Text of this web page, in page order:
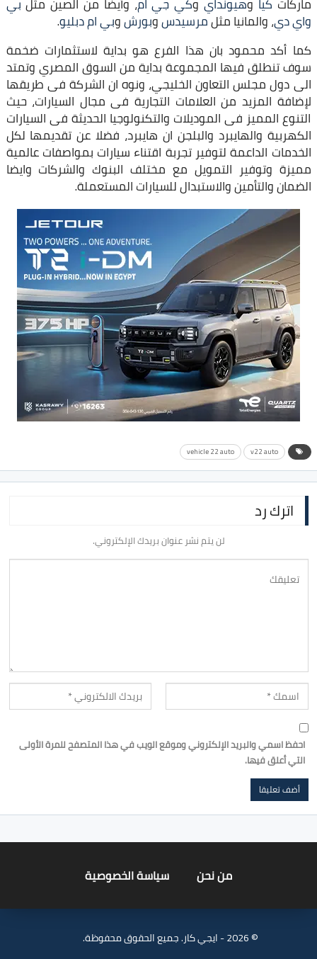
واي دي، والمانيا مثلمرسيدسوبورشوبي ام دبليو.
كما أكد محمود بان هذا الفرع هو بداية لاستثمارات ضخمة
سوف تنطلق فيها المجموعة بداية من السوق المصري وتمتد
الى دول مجلس التعاون الخليجي، ونوه ان الشركة فى طريقها
لإضافة المزيد من العلامات التجارية فى مجال السيارات، حيث
التنوع المميز فى الموديلات والتكنولوجيا الحديثة فى السيارات
الكهربية والهايبرد والبلجن ان هايبرد، فضلا عن تقديمها لكل
الخدمات الداعمة لتوفير تجربة اقتناء سيارات بمواصفات عالمية
مميزة وتوفير التمويل مع مختلف البنوك والشركات وايضا
الضمان والتأمين والاستبدال للسيارات المستعملة.
v22 auto
vehicle 22 auto
اترك رد
لن يتم نشر عنوان بريدك الإلكتروني.
احفظ اسمي والبريد الإلكتروني وموقع الويب في هذا المتصفح للمرة الأولى
التي أعلق فيها.
من نحن سياسة الخصوصية
© 2026 - ايجي كار. جميع الحقوق محفوظة.